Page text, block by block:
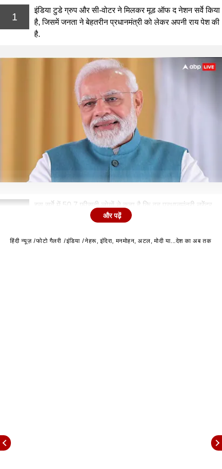
1
इंडिया टुडे ग्रुप और सी-वोटर ने मिलकर मूड ऑफ द नेशन सर्वे किया
है, जिसमें जनता ने बेहतरीन प्रधानमंत्री को लेकर अपनी राय पेश की
है.
इस सर्वे में 50.7 फीसदी लोगों ने कहा है कि वह प्रधानमंत्री नरेंद्र
मोदी को अब तक का सबसे बेहतरीन प्रधानमंत्री मानते हैं.
और पढ़ें
हिंदी न्यूज़ फोटो गैलरी इंडिया नेहरू, इंदिरा, मनमोहन, अटल, मोदी या...देश का अब तक का